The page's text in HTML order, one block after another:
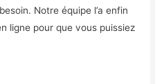
Notre équipe l’a enfin
ligne pour que vous puissiez